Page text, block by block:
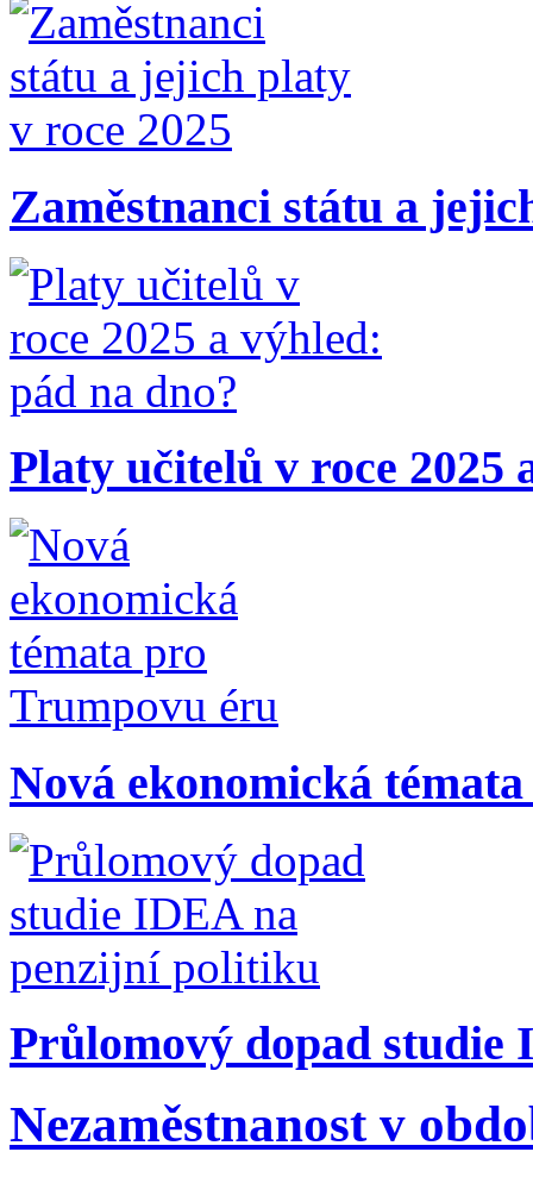
Zaměstnanci státu a
Platy učitelů v roce 2025
Nová ekonomická
Průlomový dopad
Nezaměstnanost v